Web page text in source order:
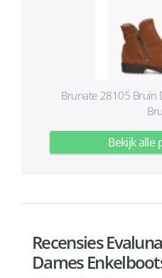
Brunate 28105 Bruin
Bekijk alle
Recensies
Dames